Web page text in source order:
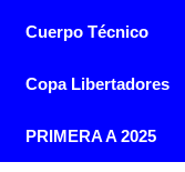
Cuerpo Técnico
Copa Libertadores
PRIMERA A 2025